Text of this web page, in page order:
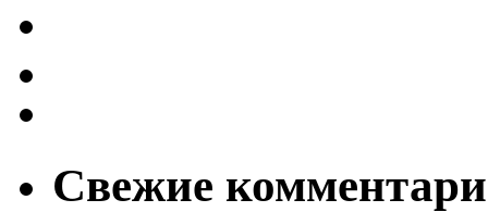
Свежие